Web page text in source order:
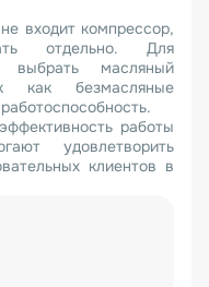
входит компрессор,
отдельно. Для
масляный
как безмасляные
работы
удовлетворить
клиентов в